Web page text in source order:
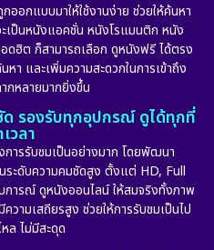
อกแบบมาให้ใช้งานง่าย ช่วยให้ค้นหา
เป็นหนังแอคชั่น หนังโรแมนติก หนัง
ดฮิต ก็สามารถเลือก ดูหนังฟรี ได้ตรง
า และเพิ่มความสะดวกในการเข้าถึง
กหลายมากยิ่งขึ้น
รองรับทุกอุปกรณ์ ดูได้ทุกที่
วลา
ารรับชมเป็นอย่างมาก โดยพัฒนา
ะดับความคมชัดสูง ตั้งแต่ HD, Full
การณ์ ดูหนังออนไลน์ ให้สมจริงทั้งภาพ
ามเสถียรสูง ช่วยให้การรับชมเป็นไป
ล ไม่มีสะดุด